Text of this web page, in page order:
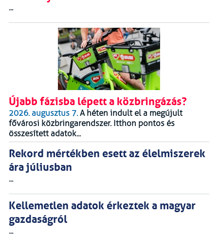
...
Újabb fázisba lépett a közbringázás?
2026. augusztus 7.A héten indult el a megújult
fővárosi közbringarendszer. Itthon pontos és
összesített adatok...
Rekord mértékben esett az élelmiszerek
ára júliusban
...
Kellemetlen adatok érkeztek a magyar
gazdaságról
...